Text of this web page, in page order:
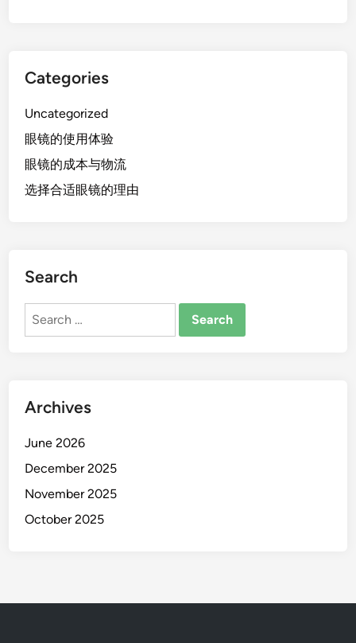
Categories
Uncategorized
眼镜的使用体验
眼镜的成本与物流
选择合适眼镜的理由
Search
Search
Archives
June 2026
December 2025
November 2025
October 2025